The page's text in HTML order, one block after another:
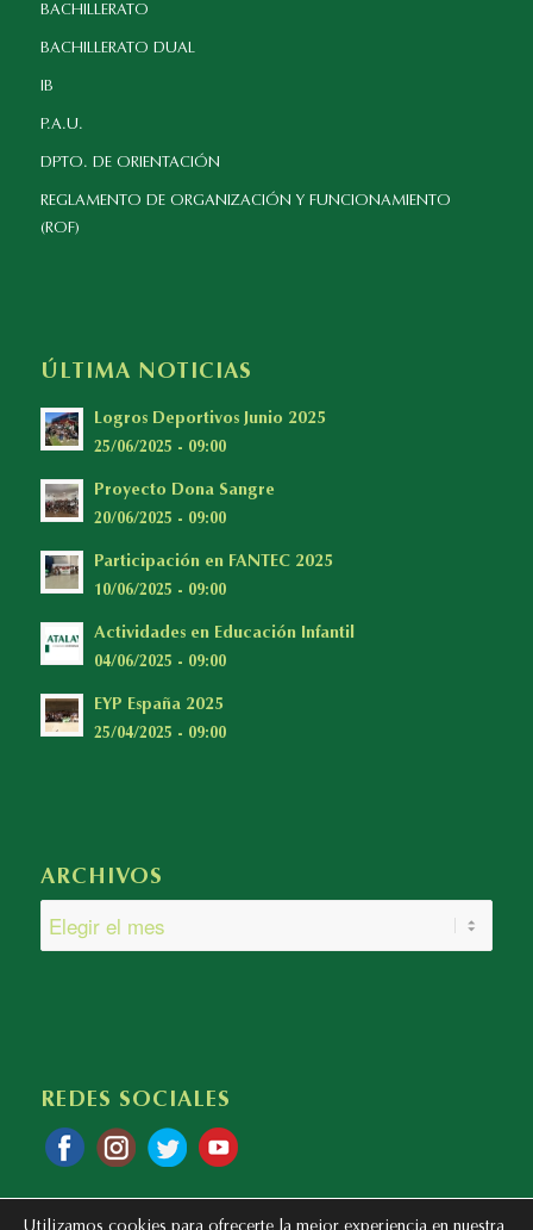
BACHILLERATO
BACHILLERATO DUAL
IB
P.A.U.
DPTO. DE ORIENTACIÓN
REGLAMENTO DE ORGANIZACIÓN Y FUNCIONAMIENTO
(ROF)
ÚLTIMA NOTICIAS
Logros Deportivos Junio 2025
25/06/2025 - 09:00
Proyecto Dona Sangre
20/06/2025 - 09:00
Participación en FANTEC 2025
10/06/2025 - 09:00
Actividades en Educación Infantil
04/06/2025 - 09:00
EYP España 2025
25/04/2025 - 09:00
ARCHIVOS
REDES SOCIALES